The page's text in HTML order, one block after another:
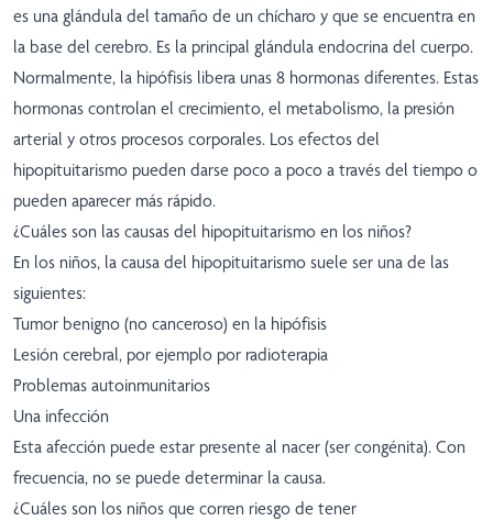
es una glándula del tamaño de un chícharo y que se encuentra en
la base del cerebro. Es la principal glándula endocrina del cuerpo.
Normalmente, la hipófisis libera unas 8 hormonas diferentes. Estas
hormonas controlan el crecimiento, el metabolismo, la presión
arterial y otros procesos corporales. Los efectos del
hipopituitarismo pueden darse poco a poco a través del tiempo o
pueden aparecer más rápido.
¿Cuáles son las causas del hipopituitarismo en los niños?
En los niños, la causa del hipopituitarismo suele ser una de las
siguientes:
Tumor benigno (no canceroso) en la hipófisis
Lesión cerebral, por ejemplo por radioterapia
Problemas autoinmunitarios
Una infección
Esta afección puede estar presente al nacer (ser congénita). Con
frecuencia, no se puede determinar la causa.
¿Cuáles son los niños que corren riesgo de tener